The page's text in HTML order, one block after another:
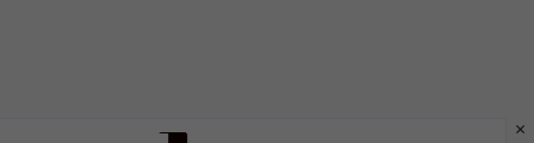
×